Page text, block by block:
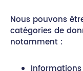
Nous pouvons
catégories de
notamment :